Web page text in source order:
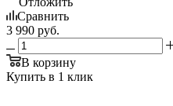
Сравнить
3 990 руб.
В корзину
Купить в 1 клик